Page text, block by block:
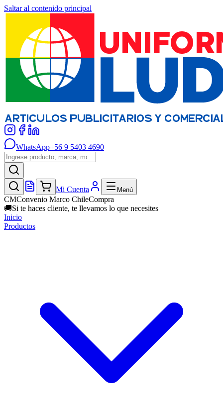
Saltar al contenido principal
WhatsApp+56 9 5403 4690
Mi Cuenta Menú
CMConvenio Marco ChileCompra
🚚Si te haces cliente, te llevamos lo que necesites
Inicio
Productos